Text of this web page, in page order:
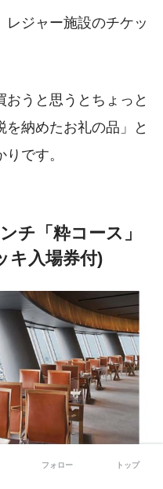
ジャー施設のチケッ
うと思うとちょっと
納めたお礼の品」と
です。
チ「粋コース」
キ入場券付)
フォロー トップ